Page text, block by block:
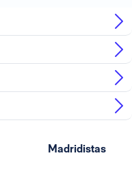
Madridistas